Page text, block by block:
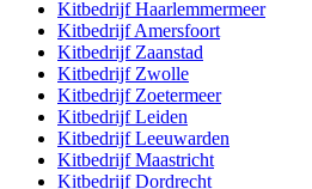
KitbedrijfHaarlemmermeer
KitbedrijfAmersfoort
Kitbedrijf Zaanstad
Kitbedrijf Zwolle
Kitbedrijf Zoetermeer
KitbedrijfLeiden
KitbedrijfLeeuwarden
KitbedrijfMaastricht
KitbedrijfDordrecht